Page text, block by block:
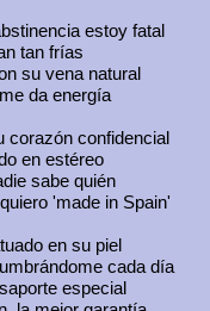
estoy fatal
tan frías
su vena natural
da energía
corazón confidencial
en estéreo
sabe quién
'made in Spain'
en su piel
cada día
especial